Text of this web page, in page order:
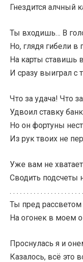
Гнездится алчный
Ты входишь… В
Но, глядя гибели в
На карты ставишь
И сразу выиграл с
Что за удача! Что
Удвоил ставку
Но он фортуны
Из рук твоих не
Уже вам не
Сводить подсчеты
. . . . . . . . . . . . . . . . . . . . .
Ты пред рассветом
На огонек в моем
Проснулась я и
Казалось, всё это